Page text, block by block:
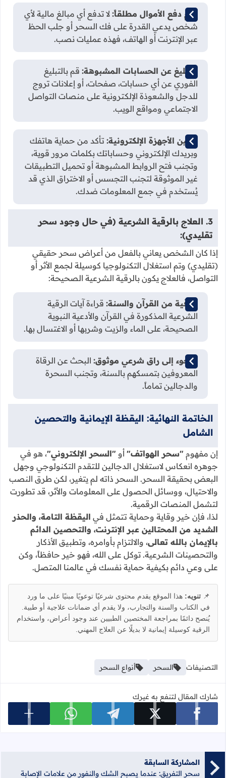
عدم دفع الأموال مطلقاً: لا تدفع أي مبالغ مالية لأي
شخص يدعي القدرة على فك السحر أو جلب الحظ
عبر الإنترنت أو الهاتف، فهذه عمليات نصب.
التبليغ عن الحسابات المشبوهة: قم بالتبليغ
الفوري عن أي حسابات، صفحات، أو إعلانات تروج
للدجل والشعوذة الإلكترونية على منصات التواصل
الاجتماعي ومواقع الويب.
تأمين الأجهزة الإلكترونية: تأكد من حماية هاتفك
وبريدك الإلكتروني وحساباتك بكلمات مرور قوية،
وتجنب فتح الروابط المشبوهة أو تحميل التطبيقات
غير الموثوقة لتجنب التجسس أو الاختراق الذي قد
يُستخدم في جمع المعلومات ضدك.
3. العلاج بالرقية الشرعية (في حال وجود سحر
تقليدي):
إذا كان الشخص يعاني بالفعل من أعراض سحر حقيقي
(تقليدي) وتم استغلال التكنولوجيا كوسيلة لجمع الأثر أو
التواصل، فالعلاج يكون بالرقية الشرعية الصحيحة:
الرقية من القرآن والسنة: قراءة آيات الرقية
الشرعية المذكورة في القرآن والأدعية النبوية
الصحيحة، على الماء والزيت وشربها أو الاغتسال بها.
اللجوء إلى راق شرعي موثوق: البحث عن الرقاة
المعروفين بتمسكهم بالسنة، وتجنب السحرة
والدجالين تماماً.
الخاتمة النهائية: اليقظة الإيمانية والتحصين
الشامل
إن مفهوم "سحر الهواتف" أو "السحر الإلكتروني"، هو في
جوهره انعكاس لاستغلال الدجالين للتقدم التكنولوجي وجهل
البعض بحقيقة السحر. السحر ذاته لم يتغير، لكن طرق النصب
والاحتيال، ووسائل الحصول على المعلومات والأثر، قد تطورت
لتشمل المنصات الرقمية.
لذا، فإن خير وقاية وحماية تتمثل في اليقظة التامة، والحذر
الشديد من المحتالين عبر الإنترنت، والتحصين الدائم
بالإيمان بالله تعالى، والالتزام بأوامره، وتطبيق الأذكار
والتحصينات الشرعية. توكل على الله، فهو خير حافظاً، وكن
على وعي دائم بكيفية حماية نفسك في عالمنا المتصل.
📌 تنويه: هذا الموقع يقدم محتوى شرعيًا توعويًا مبنيًا على ما ورد
في الكتاب والسنة والتجارب، ولا يقدم أي ضمانات علاجية أو طبية.
يُنصح دائمًا بمراجعة المختصين الطبيين عند وجود أعراض، واستخدام
الرقية كوسيلة إيمانية لا بديلًا عن العلاج المهني.
التصنيفات السحر أنواع السحر
شارك المقال لتنفع به غيرك
شارك على facebook شارك على x شارك على telegram شارك على whatsapp عرض
المشاركة السابقة
سحر التفريق: عندما يصبح الشك والنفور من علامات الإصابة